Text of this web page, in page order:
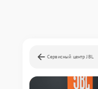
Сервисный центр JBL